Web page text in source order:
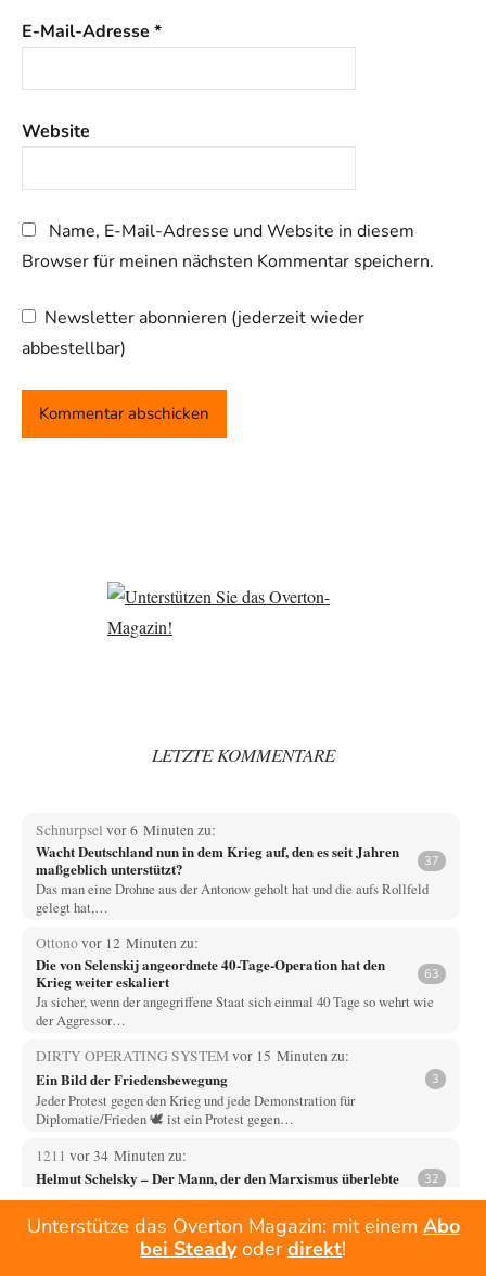
E-Mail-Adresse *
Website
Name, E-Mail-Adresse und Website in diesem
Browser für meinen nächsten Kommentar speichern.
Newsletter abonnieren (jederzeit wieder
abbestellbar)
LETZTE KOMMENTARE
Schnurpsel vor 6 Minuten zu:
Wacht Deutschland nun in dem Krieg auf, den es seit Jahren
maßgeblich unterstützt?
37
Das man eine Drohne aus der Antonow geholt hat und die aufs Rollfeld
gelegt hat,…
Ottonovor 12 Minuten zu:
Die von Selenskij angeordnete 40-Tage-Operation hat den
Krieg weiter eskaliert
63
Ja sicher, wenn der angegriffene Staat sich einmal 40 Tage so wehrt wie
der Aggressor…
DIRTY OPERATING SYSTEMvor 15 Minuten zu:
Ein Bild der Friedensbewegung 3
Jeder Protest gegen den Krieg und jede Demonstration für
Diplomatie/Frieden 🕊️ ist ein Protest gegen…
1211 vor 34 Minuten zu:
Helmut Schelsky – Der Mann, der den Marxismus überlebte 32
Über politische Strategien kann ich nichts sagen. Man müsste tatsächlich
organisierte gesellschaftliche Kräfte am Werk…
vor 49 Minuten zu:
Unterstütze das Overton Magazin: mit einem Abo
bei Steady oderdirekt!